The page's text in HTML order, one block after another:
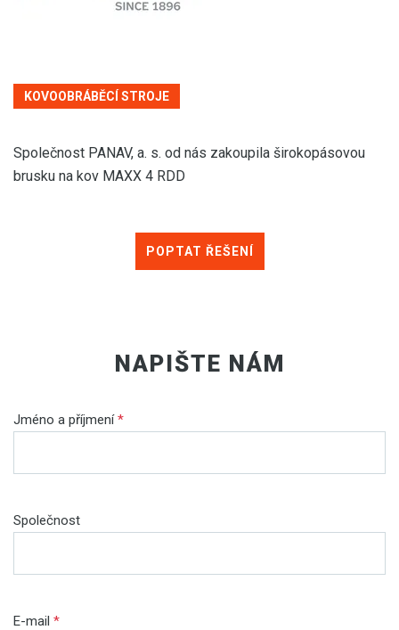
KOVOOBRÁBĚCÍ STROJE
Společnost PANAV, a. s. od nás zakoupila širokopásovou
brusku na kov MAXX 4 RDD
POPTAT ŘEŠENÍ
NAPIŠTE NÁM
Jméno a příjmení*
Společnost
E-mail *